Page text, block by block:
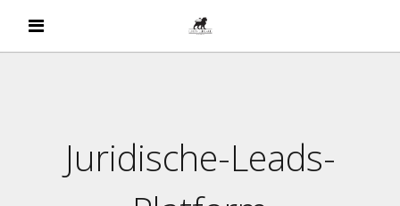
Juridische-Leads-